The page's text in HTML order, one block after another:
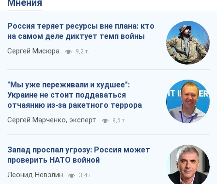
Мнения
Россия теряет ресурсы вне плана: кто
на самом деле диктует темп войны
Сергей Мисюра 9,2 т.
"Мы уже переживали и худшее":
Украине не стоит поддаваться
отчаянию из-за ракетного террора
Сергей Марченко, эксперт 8,5 т.
Запад проспал угрозу: Россия может
проверить НАТО войной
Леонид Невзлин 3,4 т.